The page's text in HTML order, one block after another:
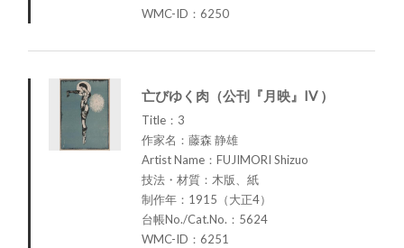
WMC-ID：6250
亡びゆく肉（公刊『月映』IV ）
Title：3
作家名：藤森 静雄
Artist Name：FUJIMORI Shizuo
技法・材質：木版、紙
制作年：1915（大正4）
台帳No./Cat.No.：5624
WMC-ID：6251